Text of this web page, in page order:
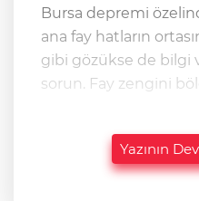
Bursa depremi
ana fay hatların
gibi gözükse de bilgi
sorun. Fay
Yazının